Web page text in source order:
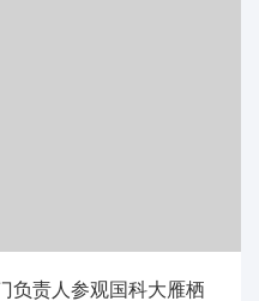
负责人参观国科大雁栖